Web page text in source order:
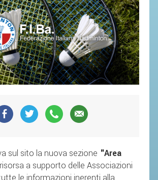
sul sito la nuova sezione "Area
a supporto delle Associazioni
SEGRETERIA FEDERALE
CONTATTI
AVVISI E BANDI
CIRCOLARI
RESPONSABILITÀ SOCIALE
RICHIESTA PATROCINIO
REGOLAMENTI